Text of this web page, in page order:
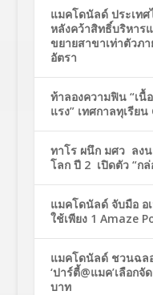
แมคโดนัลด์ ประเท
หลังคว้าสิทธิ์บริหาร
ขยายสาขาเท่าตัวภ
อัตรา
ท้าลองความฟิน “เ
แรง” เทศกาลทุเรีย
ทาโร ผนึก มศว ลง
โลก ปี 2 เปิดตัว “ก
แมคโดนัลด์ จับมือ อ
ใช้เพียง 1 Amaze
แมคโดนัลด์ ชวนฉล
‘ปาร์ตี้@แมค’เลือกจั
บาท